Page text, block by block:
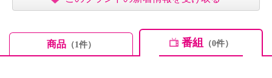
商品（1件） 番組 （0件）